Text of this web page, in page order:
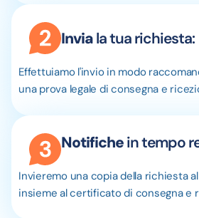
Inviala tua richiesta:
Effettuiamo l'invio in modo
una prova legale di consegna e
Notifichein tempo
Invieremo una copia della richiesta
insieme al certificato di consegna e